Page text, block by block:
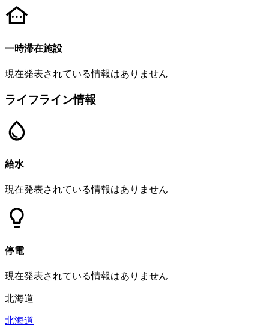
一時滞在施設
現在発表されている情報はありません
ライフライン情報
給水
現在発表されている情報はありません
停電
現在発表されている情報はありません
北海道
北海道